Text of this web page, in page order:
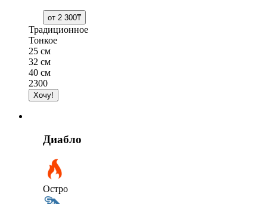
Традиционное
Тонкое
25 см
32 см
40 см
2300
Диабло
Остро